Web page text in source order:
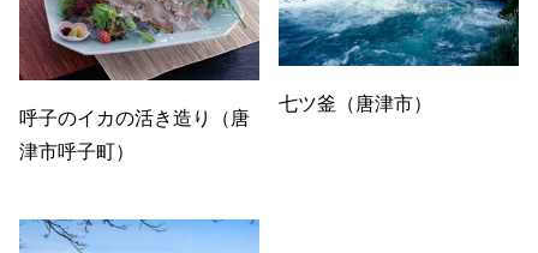
呼子のイカの活き造り（唐
津市呼子町）
七ツ釜（唐津市）